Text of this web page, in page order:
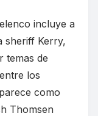
incluye a
sheriff Kerry,
temas de
los
como
Thomsen